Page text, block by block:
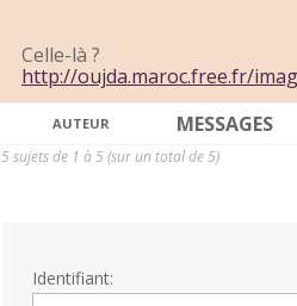
Celle-là ?
http://oujda.maroc.free.fr/
AUTEUR MESSAGES
5 sujets de 1 à 5 (sur un total de 5)
Identifiant: